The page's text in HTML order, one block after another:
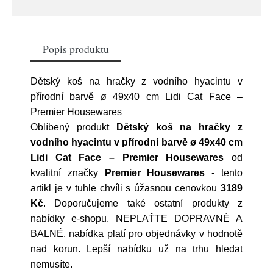
Popis produktu
Dětský koš na hračky z vodního hyacintu v
přírodní barvě ø 49x40 cm Lidi Cat Face –
Premier Housewares
Oblíbený produkt
Dětský koš na hračky z
vodního hyacintu v přírodní barvě ø 49x40 cm
Lidi Cat Face – Premier Housewares od
kvalitní značky
Premier Housewares - tento
artikl je v tuhle chvíli s úžasnou cenovkou 3189
Kč. Doporučujeme také ostatní produkty z
nabídky e-shopu. NEPLAŤTE DOPRAVNÉ A
BALNÉ, nabídka platí pro objednávky v hodnotě
nad korun. Lepší nabídku už na trhu hledat
nemusíte.